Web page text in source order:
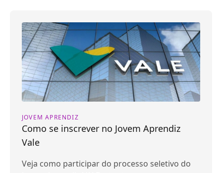
JOVEM APRENDIZ
Como se inscrever no Jovem Aprendiz
Vale
Veja como participar do processo seletivo do